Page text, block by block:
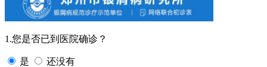
1.您是否已到医院确诊？
是 还没有